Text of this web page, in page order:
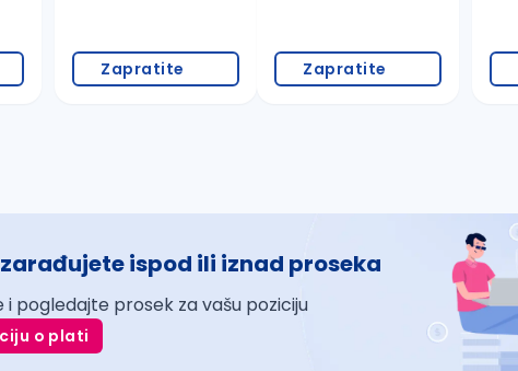
Zapratite Zapratite
ispod ili iznad proseka
i pogledajte prosek za vašu poziciju
o plati